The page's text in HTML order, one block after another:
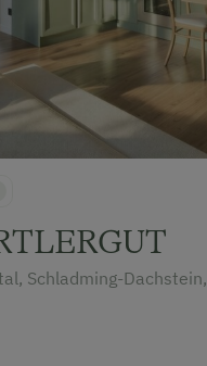
Schladming-Dachstein,